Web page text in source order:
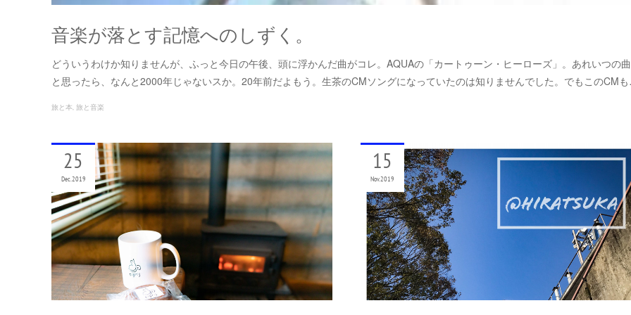
音楽が落とす記憶へのしずく。
どういうわけか知りませんが、ふっと今日の午後、頭に浮かんだ曲がコレ。AQUAの「カートゥーン・ヒーローズ」。あれいつの
と思ったら、なんと2000年じゃないスか。20年前だよもう。生茶のCMソングになっていたのは知りませんでした。でもこのCM
旅と本 旅と音楽
25
Dec2019
15
Nov2019